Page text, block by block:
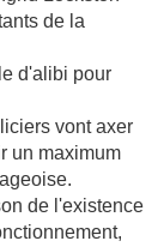
de la
d'alibi pour
vont axer
un maximum
de l'existence